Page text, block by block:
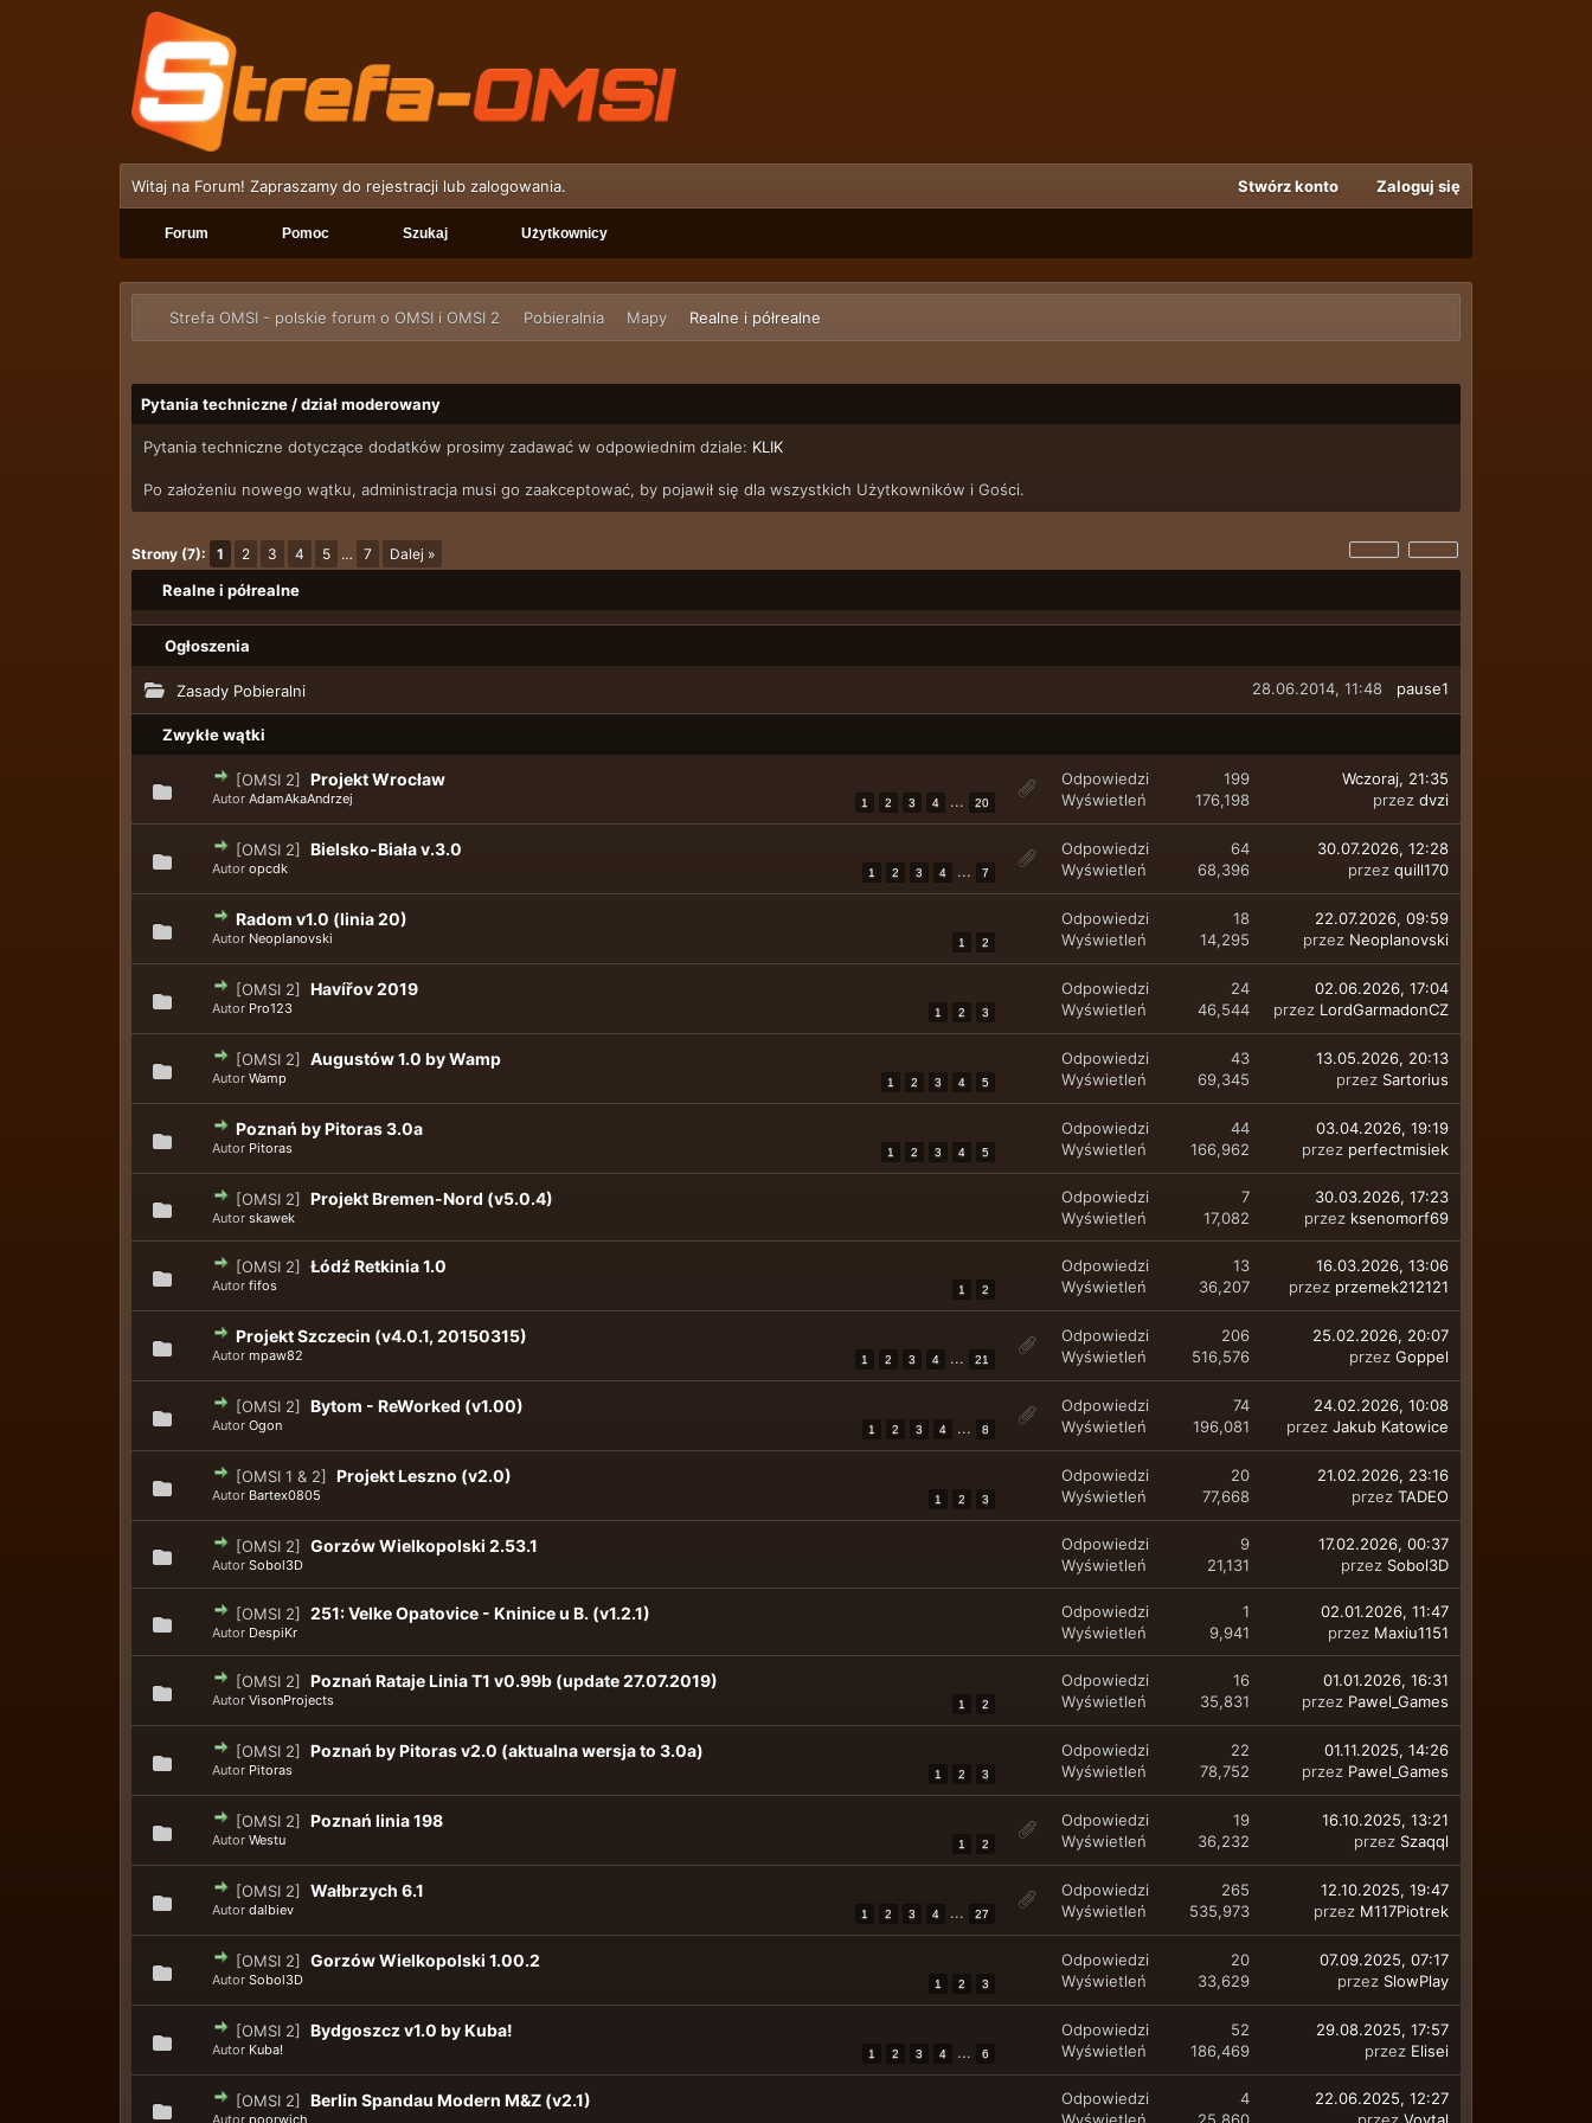
Witaj na Forum! Zapraszamy do rejestracji lub zalogowania. Stwórz konto Zaloguj się
Forum Pomoc Szukaj Użytkownicy
Strefa OMSI - polskie forum o OMSI i OMSI 2 Pobieralnia Mapy Realne i półrealne
Pytania techniczne / dział moderowany
Pytania techniczne dotyczące dodatków prosimy zadawać w odpowiednim dziale: KLIK
Po założeniu nowego wątku, administracja musi go zaakceptować, by pojawił się dla wszystkich Użytkowników i Gości.
Strony (7): 1 2 3 4 5 … 7 Dalej »
Realne i półrealne
Ogłoszenia
Zasady Pobieralni 28.06.2014, 11:48 pause1
Zwykłe wątki
[OMSI 2] Projekt Wrocław
Autor AdamAkaAndrzej 1 2 3 4 ... 20
Odpowiedzi
199
Wyświetleń
176,198
Wczoraj, 21:35
przez dvzi
[OMSI 2] Bielsko-Biała v.3.0
Autor opcdk 1 2 3 4 ... 7
Odpowiedzi
64
Wyświetleń
68,396
30.07.2026, 12:28
przez quill170
Radom v1.0 (linia 20)
Autor Neoplanovski 1 2
Odpowiedzi
18
Wyświetleń
14,295
22.07.2026, 09:59
przez Neoplanovski
[OMSI 2] Havířov 2019
Autor Pro123 1 2 3
Odpowiedzi
24
Wyświetleń
46,544
02.06.2026, 17:04
przez LordGarmadonCZ
[OMSI 2] Augustów 1.0 by Wamp
Autor Wamp 1 2 3 4 5
Odpowiedzi
43
Wyświetleń
69,345
13.05.2026, 20:13
przez Sartorius
Poznań by Pitoras 3.0a
Autor Pitoras 1 2 3 4 5
Odpowiedzi
44
Wyświetleń
166,962
03.04.2026, 19:19
przez perfectmisiek
[OMSI 2] Projekt Bremen-Nord (v5.0.4)
Autor skawek
Odpowiedzi
7
Wyświetleń
17,082
30.03.2026, 17:23
przez ksenomorf69
[OMSI 2] Łódź Retkinia 1.0
Autor fifos 1 2
Odpowiedzi
13
Wyświetleń
36,207
16.03.2026, 13:06
przez przemek212121
Projekt Szczecin (v4.0.1, 20150315)
Autor mpaw82 1 2 3 4 ... 21
Odpowiedzi
206
Wyświetleń
516,576
25.02.2026, 20:07
przez Goppel
[OMSI 2] Bytom - ReWorked (v1.00)
Autor Ogon 1 2 3 4 ... 8
Odpowiedzi
74
Wyświetleń
196,081
24.02.2026, 10:08
przez Jakub Katowice
[OMSI 1 & 2] Projekt Leszno (v2.0)
Autor Bartex0805 1 2 3
Odpowiedzi
20
Wyświetleń
77,668
21.02.2026, 23:16
przez TADEO
[OMSI 2] Gorzów Wielkopolski 2.53.1
Autor Sobol3D
Odpowiedzi
9
Wyświetleń
21,131
17.02.2026, 00:37
przez Sobol3D
[OMSI 2] 251: Velke Opatovice - Kninice u B. (v1.2.1)
Autor DespiKr
Odpowiedzi
1
Wyświetleń
9,941
02.01.2026, 11:47
przez Maxiu1151
[OMSI 2] Poznań Rataje Linia T1 v0.99b (update 27.07.2019)
Autor VisonProjects 1 2
Odpowiedzi
16
Wyświetleń
35,831
01.01.2026, 16:31
przez Pawel_Games
[OMSI 2] Poznań by Pitoras v2.0 (aktualna wersja to 3.0a)
Autor Pitoras 1 2 3
Odpowiedzi
22
Wyświetleń
78,752
01.11.2025, 14:26
przez Pawel_Games
[OMSI 2] Poznań linia 198
Autor Westu 1 2
Odpowiedzi
19
Wyświetleń
36,232
16.10.2025, 13:21
przez Szaqql
[OMSI 2] Wałbrzych 6.1
Autor dalbiev 1 2 3 4 ... 27
Odpowiedzi
265
Wyświetleń
535,973
12.10.2025, 19:47
przez M117Piotrek
[OMSI 2] Gorzów Wielkopolski 1.00.2
Autor Sobol3D 1 2 3
Odpowiedzi
20
Wyświetleń
33,629
07.09.2025, 07:17
przez SlowPlay
[OMSI 2] Bydgoszcz v1.0 by Kuba!
Autor Kuba! 1 2 3 4 ... 6
Odpowiedzi
52
Wyświetleń
186,469
29.08.2025, 17:57
przez Elisei
[OMSI 2] Berlin Spandau Modern M&Z (v2.1)
Autor poorwich
Odpowiedzi
4
Wyświetleń
25,860
22.06.2025, 12:27
przez Voytal